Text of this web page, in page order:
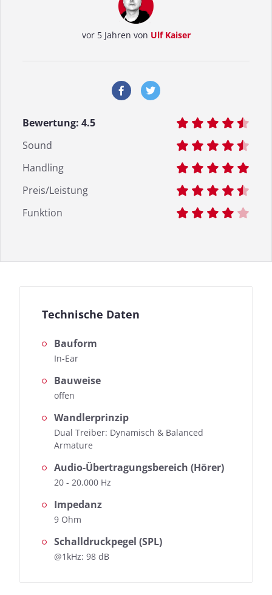
vor 5 Jahren von Ulf Kaiser
Bewertung: 4.5
Sound
Handling
Preis/Leistung
Funktion
Technische Daten
Bauform
In-Ear
Bauweise
offen
Wandlerprinzip
Dual Treiber: Dynamisch & Balanced
Armature
Audio-Übertragungsbereich (Hörer)
20 - 20.000 Hz
Impedanz
9 Ohm
Schalldruckpegel (SPL)
@1kHz: 98 dB